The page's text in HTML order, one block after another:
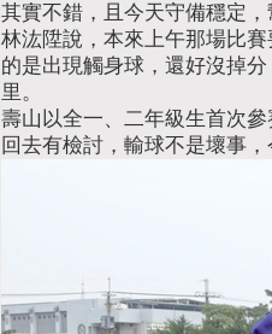
其實不錯，且今天守備穩定
林汯陞說，本來上午那場比
的是出現觸身球，還好沒掉
里。
壽山以全一、二年級生首次
回去有檢討，輸球不是壞事